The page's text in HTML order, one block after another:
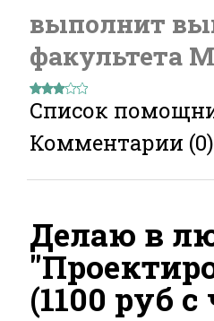
выполнит
факультета
Список
Комментарии (0)
Делаю в
(1100 руб